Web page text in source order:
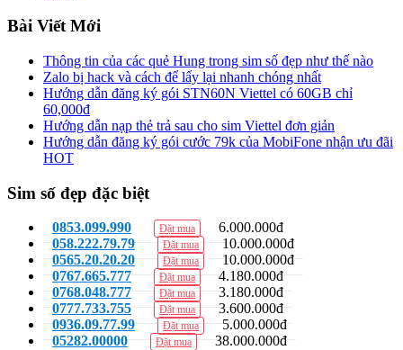
Bài Viết Mới
Thông tin của các quẻ Hung trong sim số đẹp như thế nào
Zalo bị hack và cách để lấy lại nhanh chóng nhất
Hướng dẫn đăng ký gói STN60N Viettel có 60GB chỉ
60,000đ
Hướng dẫn nạp thẻ trả sau cho sim Viettel đơn giản
Hướng dẫn đăng ký gói cước 79k của MobiFone nhận ưu đãi
HOT
Sim số đẹp đặc biệt
0853.099.990 Đặt mua
6.000.000đ
058.222.79.79
Đặt mua
10.000.000đ
0565.20.20.20
Đặt mua
10.000.000đ
0767.665.777
Đặt mua
4.180.000đ
0768.048.777
Đặt mua
3.180.000đ
0777.733.755
Đặt mua
3.600.000đ
0936.09.77.99
Đặt mua
5.000.000đ
05282.00000
Đặt mua
38.000.000đ